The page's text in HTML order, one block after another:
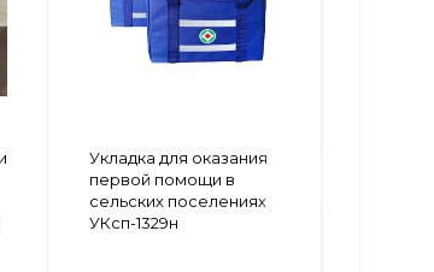
Укладка для оказания
первой помощи в
сельских поселениях
УКсп-1329н